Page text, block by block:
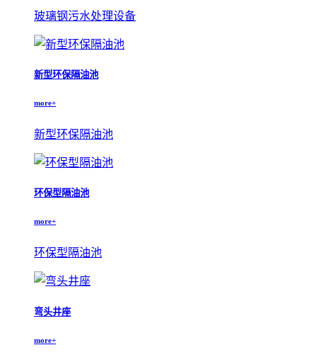
玻璃钢污水处理设备
新型环保隔油池
more+
新型环保隔油池
环保型隔油池
more+
环保型隔油池
弯头井座
more+